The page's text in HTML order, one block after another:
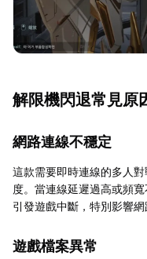
解限機閃退常見原
網路連線不穩定
這款需要即時連線的多人
度。當連線延遲過高或頻
引發遊戲中斷，特別影響網
遊戲檔案異常